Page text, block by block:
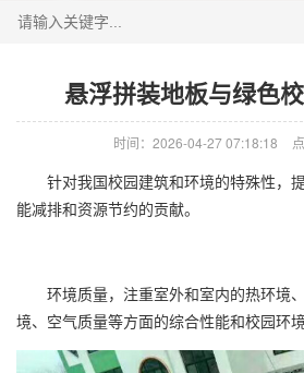
悬浮拼装地板与绿色
时间：2026-04-27 07:18:18
针对我国校园建筑和环境的特殊性，
能减排和资源节约的贡献。
环境质量，注重室外和室内的热环境
境、空气质量等方面的综合性能和校园环境